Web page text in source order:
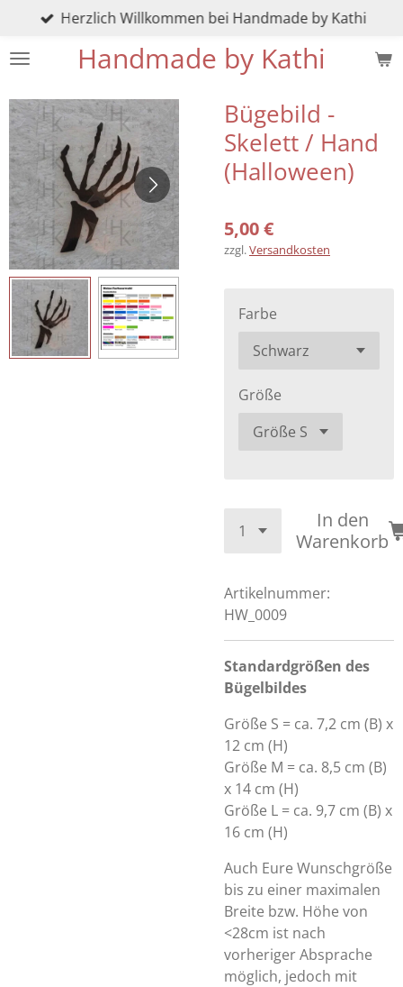
springen
Handmade by Kathi
Herzlich Willkommen bei Handmade by Kathi
Bügebild -
Skelett / Hand
(Halloween)
5,00 €
zzgl.Versandkosten
Farbe
Größe
In den
Warenkorb
Artikelnummer:
HW_0009
Standardgrößen des
Bügelbildes
Größe S = ca. 7,2 cm (B) x
12 cm (H)
Größe M = ca. 8,5 cm (B)
x 14 cm (H)
Größe L = ca. 9,7 cm (B) x
16 cm (H)
Auch Eure Wunschgröße
bis zu einer maximalen
Breite bzw. Höhe von
<28cm ist nach
vorheriger Absprache
möglich, jedoch mit